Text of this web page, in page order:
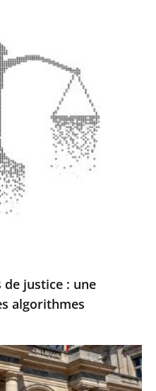
de justice : une
algorithmes